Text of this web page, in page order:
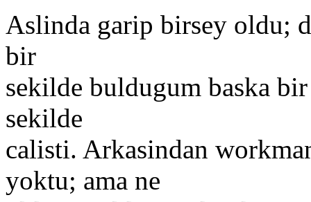
Aslinda garip birsey oldu;
bir
sekilde buldugum baska
sekilde
calisti. Arkasindan
yoktu; ama ne